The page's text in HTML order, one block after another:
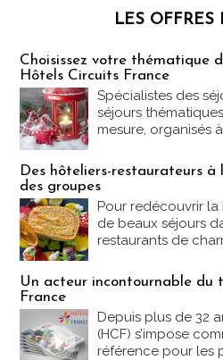
LES OFFRES
Choisissez votre thématique
Hôtels Circuits France
Spécialistes des
séjours
mesure, organisés
Des hôteliers-restaurateurs à
des groupes
Pour redécouvrir la
de beaux séjours
restaurants de
Un acteur incontournable du
France
Depuis plus de 32
(HCF) s’impose
référence pour les